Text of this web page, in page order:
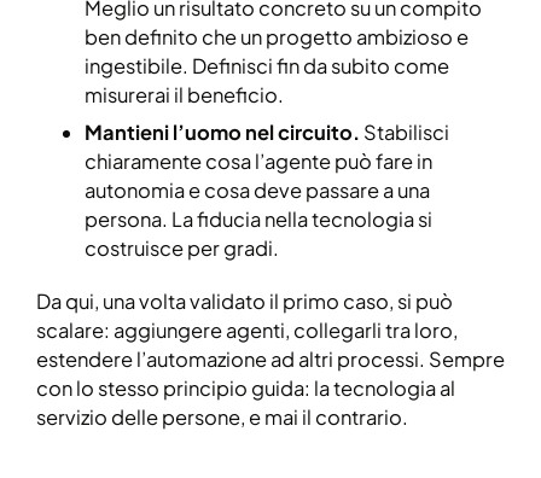
Meglio un risultato concreto su un compito
ben definito che un progetto ambizioso e
ingestibile. Definisci fin da subito come
misurerai il beneficio.
Mantieni l’uomo nel circuito. Stabilisci
chiaramente cosa l’agente può fare in
autonomia e cosa deve passare a una
persona. La fiducia nella tecnologia si
costruisce per gradi.
Da qui, una volta validato il primo caso, si può
scalare: aggiungere agenti, collegarli tra loro,
estendere l’automazione ad altri processi. Sempre
con lo stesso principio guida: la tecnologia al
servizio delle persone, e mai il contrario.